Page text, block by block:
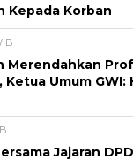
Kepada Korban
Merendahkan
Umum GWI:
Jajaran